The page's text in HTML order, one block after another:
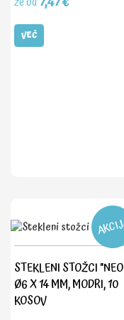
VEČ
STEKLENI STOŽCI
Ø6 X 14 MM, MODRI, 10
KOSOV